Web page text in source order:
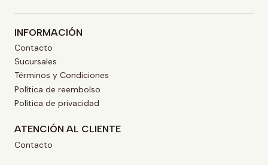
INFORMACIÓN
Contacto
Sucursales
Términos y Condiciones
Política de reembolso
Política de privacidad
ATENCIÓN AL CLIENTE
Contacto